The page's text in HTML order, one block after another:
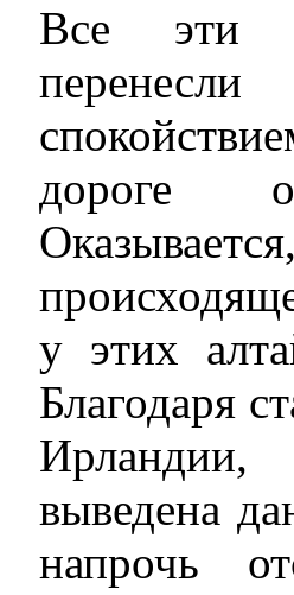
Все эти
дороге
у этих
Благодаря
Ирландии,
выведена
напрочь